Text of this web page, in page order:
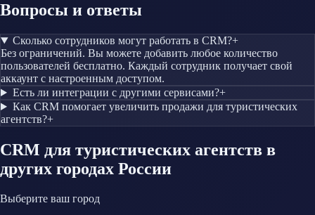
Вопросы и ответы
Сколько сотрудников могут работать в CRM?+
Без ограничений. Вы можете добавить любое количество
пользователей бесплатно. Каждый сотрудник получает свой
аккаунт с настроенным доступом.
Есть ли интеграции с другими сервисами?+
Как CRM помогает увеличить продажи для туристических
агентств?+
CRM для туристических агентств в
других городах России
Выберите ваш город